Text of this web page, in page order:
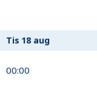
Tis 18 aug
00:00